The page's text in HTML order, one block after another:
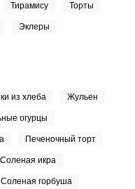
Тирамису Торты
Эклеры
из хлеба Жульен
огурцы
Печеночный торт
Соленая икра
Соленая горбуша